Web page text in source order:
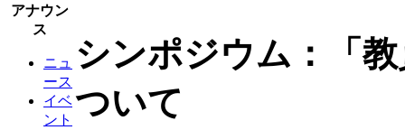
アナウン
ス
ニュ
ース
イベ
ント
シンポジウム：「
ついて